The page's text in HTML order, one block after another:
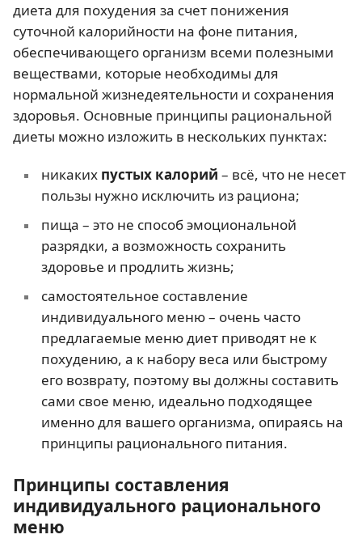
диета для похудения за счет понижения
суточной калорийности на фоне питания,
обеспечивающего организм всеми полезными
веществами, которые необходимы для
нормальной жизнедеятельности и сохранения
здоровья. Основные принципы рациональной
диеты можно изложить в нескольких пунктах:
никаких пустых калорий – всё, что не несет
пользы нужно исключить из рациона;
пища – это не способ эмоциональной
разрядки, а возможность сохранить
здоровье и продлить жизнь;
самостоятельное составление
индивидуального меню – очень часто
предлагаемые меню диет приводят не к
похудению, а к набору веса или быстрому
его возврату, поэтому вы должны составить
сами свое меню, идеально подходящее
именно для вашего организма, опираясь на
принципы рационального питания.
Принципы составления
индивидуального рационального
меню